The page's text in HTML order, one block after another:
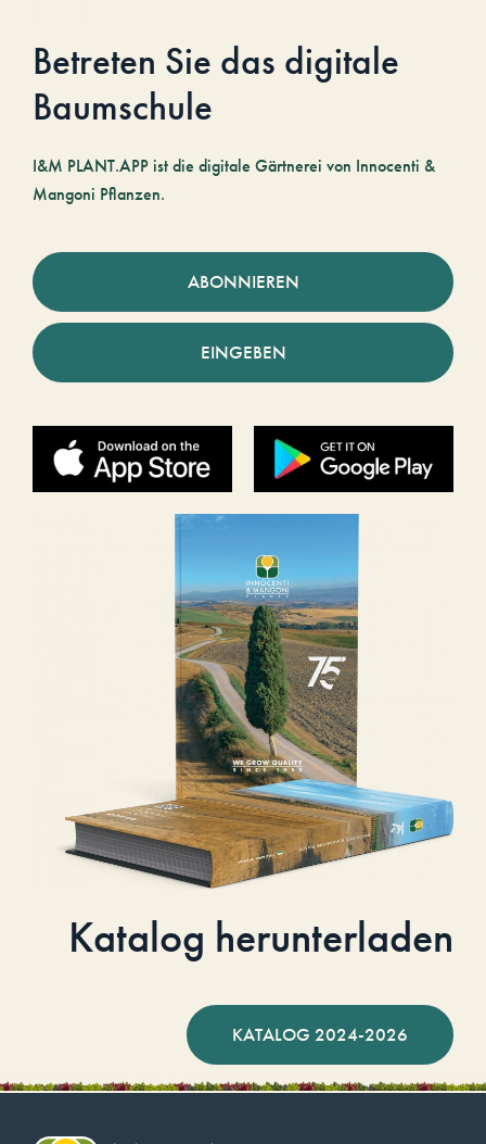
Betreten Sie das digitale
Baumschule
I&M PLANT.APP ist die digitale Gärtnerei von Innocenti &
Mangoni Pflanzen.
ABONNIEREN
EINGEBEN
Katalog herunterladen
KATALOG 2024-2026